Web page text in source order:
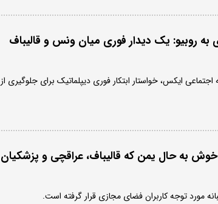
به روبیو: یک دیدار فوری میان ونس و قالیباف
اجتماعی ایکس، خواستار ابتکار فوری دیپلماتیک برای جلوگیری از
خوش به حال یمن که قالیباف، عراقچی و پزشکیان
مورد توجه کاربران فضای مجازی قرار گرفته است.